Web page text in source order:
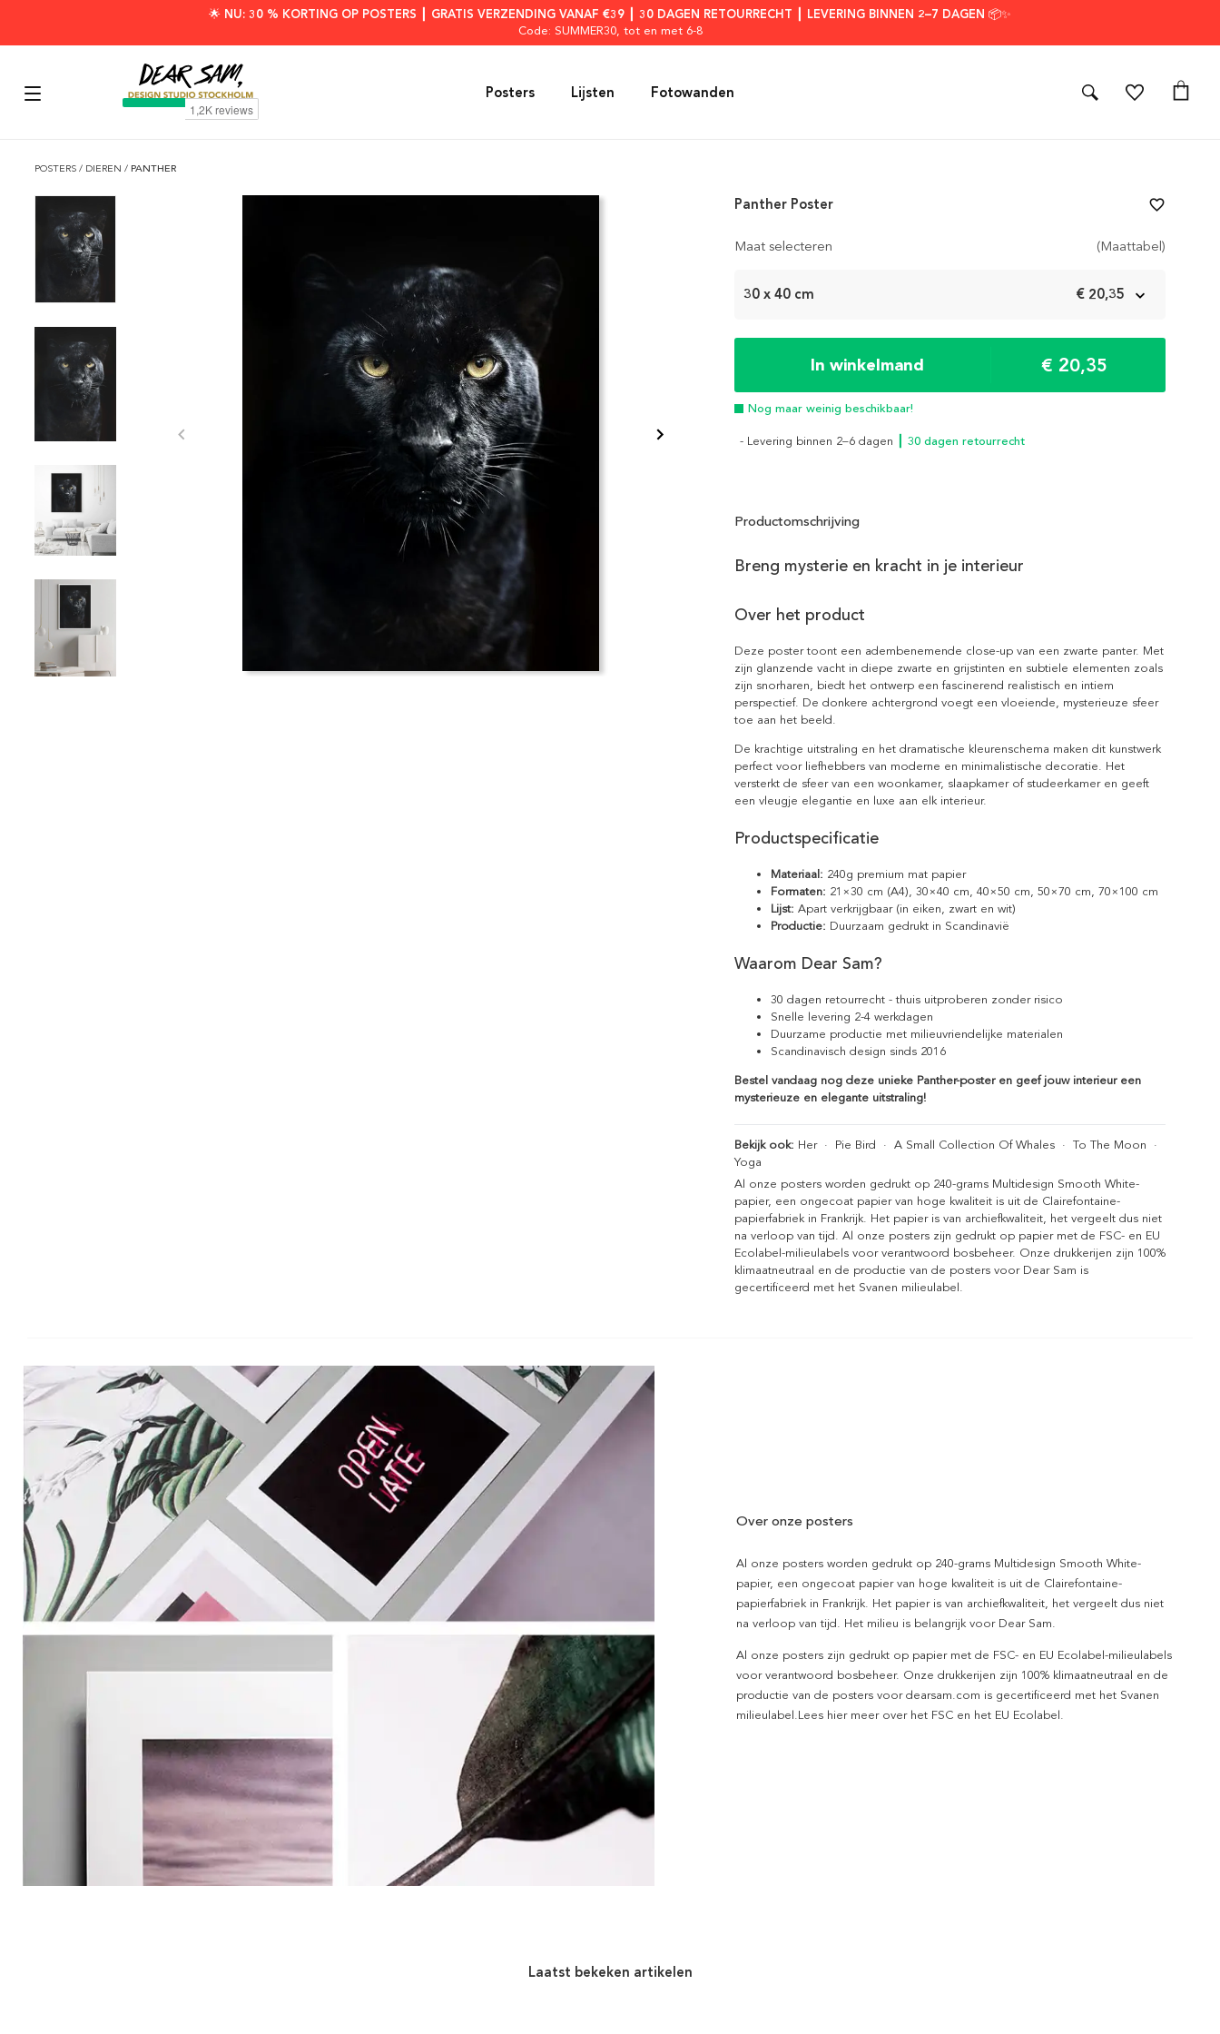
🌟 NU: 30 % KORTING OP POSTERS ┃ GRATIS VERZENDING VANAF €39 ┃ 30 DAGEN RETOURRECHT ┃ LEVERING BINNEN 2–7 DAGEN 📦✨
Code: SUMMER30, tot en met 6-8
Posters Lijsten Fotowanden
POSTERS / DIEREN / PANTHER
Maat selecteren (Maattabel)
30 x 40 cm € 20,35
In winkelmand € 20,35
Nog maar weinig beschikbaar!
- Levering binnen 2–6 dagen ┃ 30 dagen retourrecht
Panther Poster favorite_border
Productomschrijving
Breng mysterie en kracht in je interieur
Over het product
Deze poster toont een adembenemende close-up van een zwarte panter. Met
zijn glanzende vacht in diepe zwarte en grijstinten en subtiele elementen zoals
zijn snorharen, biedt het ontwerp een fascinerend realistisch en intiem
perspectief. De donkere achtergrond voegt een vloeiende, mysterieuze sfeer
toe aan het beeld.
De krachtige uitstraling en het dramatische kleurenschema maken dit kunstwerk
perfect voor liefhebbers van moderne en minimalistische decoratie. Het
versterkt de sfeer van een woonkamer, slaapkamer of studeerkamer en geeft
een vleugje elegantie en luxe aan elk interieur.
Productspecificatie
Materiaal: 240g premium mat papier
Formaten: 21×30 cm (A4), 30×40 cm, 40×50 cm, 50×70 cm, 70×100 cm
Lijst: Apart verkrijgbaar (in eiken, zwart en wit)
Productie: Duurzaam gedrukt in Scandinavië
Waarom Dear Sam?
30 dagen retourrecht - thuis uitproberen zonder risico
Snelle levering 2-4 werkdagen
Duurzame productie met milieuvriendelijke materialen
Scandinavisch design sinds 2016
Bestel vandaag nog deze unieke Panther-poster en geef jouw interieur een
mysterieuze en elegante uitstraling!
Bekijk ook: Her· Pie Bird · A Small Collection Of Whales · To The Moon ·
Yoga
Al onze posters worden gedrukt op 240-grams Multidesign Smooth White-
papier, een ongecoat papier van hoge kwaliteit is uit de Clairefontaine-
papierfabriek in Frankrijk. Het papier is van archiefkwaliteit, het vergeelt dus niet
na verloop van tijd. Al onze posters zijn gedrukt op papier met de FSC- en EU
Ecolabel-milieulabels voor verantwoord bosbeheer. Onze drukkerijen zijn 100%
klimaatneutraal en de productie van de posters voor Dear Sam is
gecertificeerd met het Svanen milieulabel.
Over onze posters
Al onze posters worden gedrukt op 240-grams Multidesign Smooth White-
papier, een ongecoat papier van hoge kwaliteit is uit de Clairefontaine-
papierfabriek in Frankrijk. Het papier is van archiefkwaliteit, het vergeelt dus niet
na verloop van tijd. Het milieu is belangrijk voor Dear Sam.
Al onze posters zijn gedrukt op papier met de FSC- en EU Ecolabel-milieulabels
voor verantwoord bosbeheer. Onze drukkerijen zijn 100% klimaatneutraal en de
productie van de posters voor dearsam.com is gecertificeerd met het Svanen
milieulabel.Lees hier meer over het FSC en het EU Ecolabel.
Laatst bekeken artikelen